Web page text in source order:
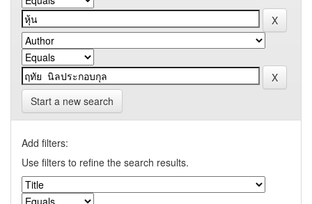
Start a new search
Add filters:
Use filters to refine the search results.